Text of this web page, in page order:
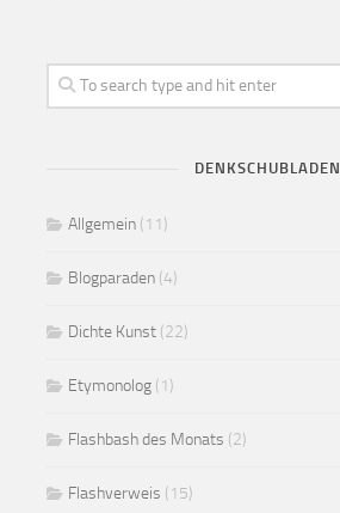
DENKSCHUBLADEN
Allgemein (11)
Blogparaden (4)
Dichte Kunst (22)
Etymonolog (1)
Flashbash des Monats (2)
Flashverweis (15)